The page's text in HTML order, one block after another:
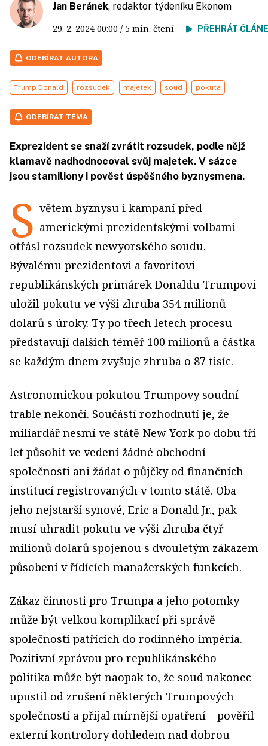
Jan Beránek, redaktor týdeníku Ekonom
29. 2. 2024 00:00 / 5 min. čtení PŘEHRÁT
ODEBÍRAT AUTORA
Trump Donald rozsudek majetek soud pokuta
ODEBÍRAT TÉMA
Exprezident se snaží zvrátit rozsudek, podle nějž
klamavě nadhodnocoval svůj majetek. V sázce
jsou stamiliony i pověst úspěšného byznysmena.
S větem byznysu i kampaní před
americkými prezidentskými volbami
otřásl rozsudek newyorského soudu.
Bývalému prezidentovi a favoritovi
republikánských primárek Donaldu Trumpovi
uložil pokutu ve výši zhruba 354 milionů
dolarů s úroky. Ty po třech letech procesu
představují dalších téměř 100 milionů a částka
se každým dnem zvyšuje zhruba o 87 tisíc.
Astronomickou pokutou Trumpovy soudní
trable nekončí. Součástí rozhodnutí je, že
miliardář nesmí ve státě New York po dobu tří
let působit ve vedení žádné obchodní
společnosti ani žádat o půjčky od finančních
institucí registrovaných v tomto státě. Oba
jeho nejstarší synové, Eric a Donald Jr., pak
musí uhradit pokutu ve výši zhruba čtyř
milionů dolarů spojenou s dvouletým zákazem
působení v řídících manažerských funkcích.
Zákaz činnosti pro Trumpa a jeho potomky
může být velkou komplikací při správě
společností patřících do rodinného impéria.
Pozitivní zprávou pro republikánského
politika může být naopak to, že soud nakonec
upustil od zrušení některých Trumpových
společností a přijal mírnější opatření – pověřil
externí kontrolory dohledem nad dobrou